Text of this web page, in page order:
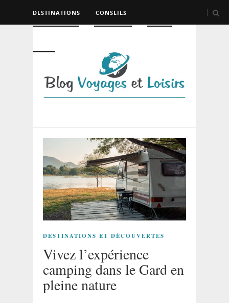
DESTINATIONS CONSEILS
DESTINATIONS ET DÉCOUVERTES
Vivez l’expérience
camping dans le Gard en
pleine nature